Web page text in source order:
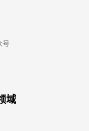
号
域